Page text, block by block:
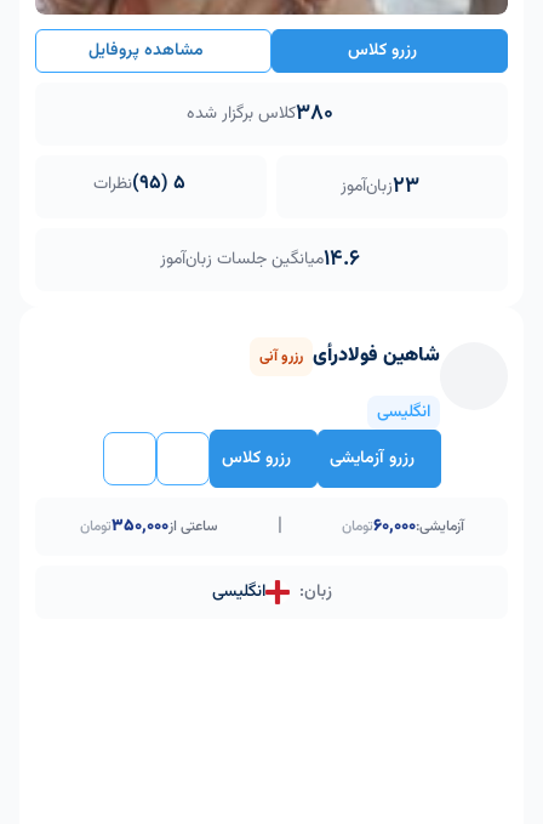
رزرو کلاس مشاهده پروفایل
380کلاس برگزار شده
23زبان‌آموز 5 (95) نظرات
14.6میانگین جلسات زبان‌آموز
شاهین فولادرأی رزرو آنی
انگلیسی
رزرو آزمایشی
رزرو کلاس
آزمایشی:60,000تومان | ساعتی از۳۵۰٬۰۰۰تومان
زبان: انگلیسی